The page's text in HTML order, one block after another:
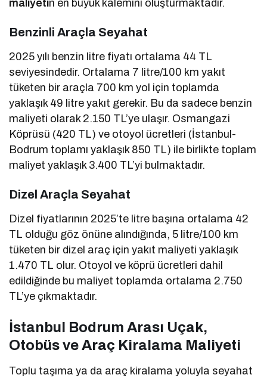
maliyetin en büyük kalemini oluşturmaktadır.
Benzinli Araçla Seyahat
2025 yılı benzin litre fiyatı ortalama 44 TL
seviyesindedir. Ortalama 7 litre/100 km yakıt
tüketen bir araçla 700 km yol için toplamda
yaklaşık 49 litre yakıt gerekir. Bu da sadece benzin
maliyeti olarak 2.150 TL’ye ulaşır. Osmangazi
Köprüsü (420 TL) ve otoyol ücretleri (İstanbul-
Bodrum toplamı yaklaşık 850 TL) ile birlikte toplam
maliyet yaklaşık 3.400 TL’yi bulmaktadır.
Dizel Araçla Seyahat
Dizel fiyatlarının 2025’te litre başına ortalama 42
TL olduğu göz önüne alındığında, 5 litre/100 km
tüketen bir dizel araç için yakıt maliyeti yaklaşık
1.470 TL olur. Otoyol ve köprü ücretleri dahil
edildiğinde bu maliyet toplamda ortalama 2.750
TL’ye çıkmaktadır.
İstanbul Bodrum Arası Uçak,
Otobüs ve Araç Kiralama Maliyeti
Toplu taşıma ya da araç kiralama yoluyla seyahat